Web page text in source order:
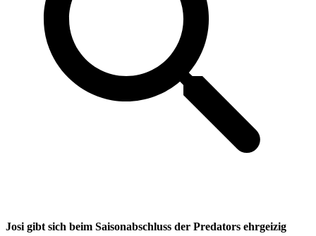
Josi gibt sich beim Saisonabschluss der Predators ehrgeizig